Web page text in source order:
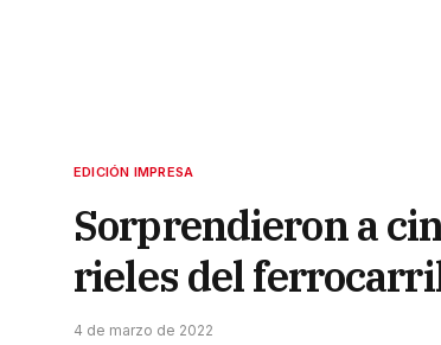
EDICIÓN IMPRESA
Sorprendieron a
rieles del
4 de marzo de 2022